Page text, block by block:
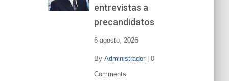
entrevistas a
precandidatos
6 agosto, 2026
By Administrador| 0
Comments